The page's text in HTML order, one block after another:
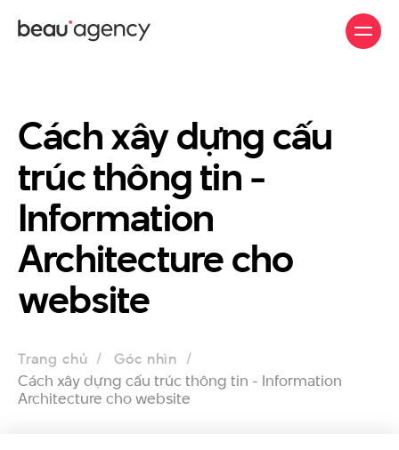
Cách xây dựng cấu
trúc thông tin -
Information
Architecture cho
website
Trang chủ Góc nhìn
Cách xây dựng cấu trúc thông tin - Information
Architecture cho website